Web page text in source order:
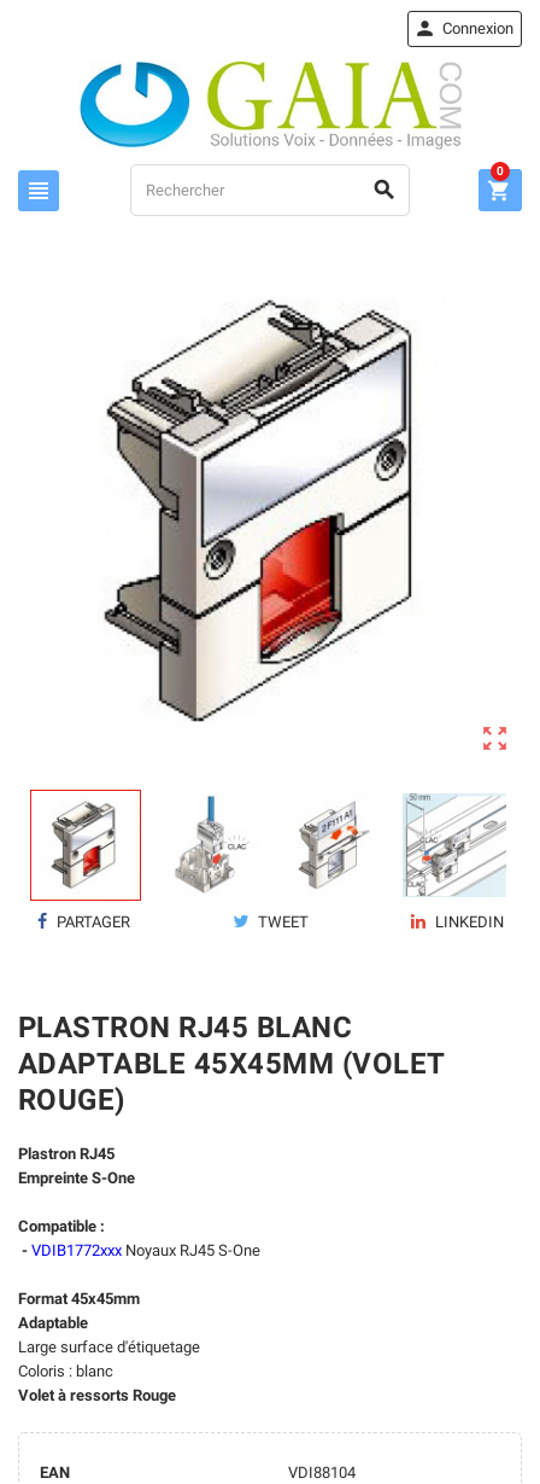
 
 Connexion

0

PARTAGER TWEET LINKEDIN
PLASTRON RJ45 BLANC
ADAPTABLE 45X45MM (VOLET
ROUGE)
Plastron RJ45
Empreinte S-One
Compatible :
- VDIB1772xxx Noyaux RJ45 S-One
Format 45x45mm
Adaptable
Large surface d'étiquetage
Coloris : blanc
Volet à ressorts Rouge
EAN
VDI88104